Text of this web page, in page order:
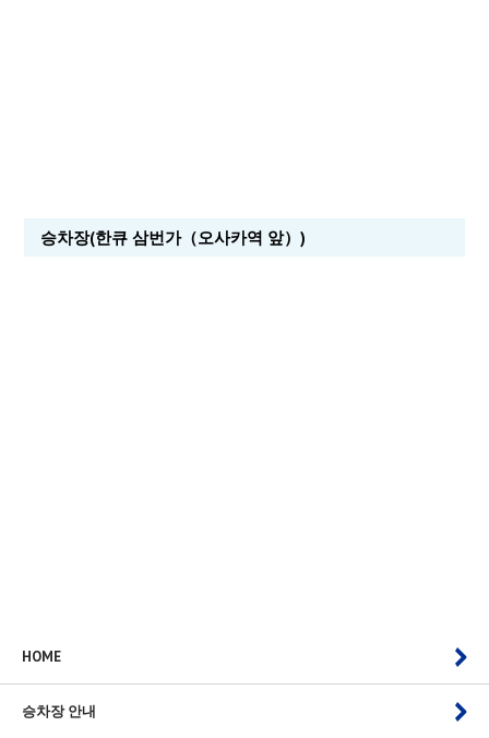
승차장(한큐 삼번가（오사카역 앞）)
HOME
승차장 안내